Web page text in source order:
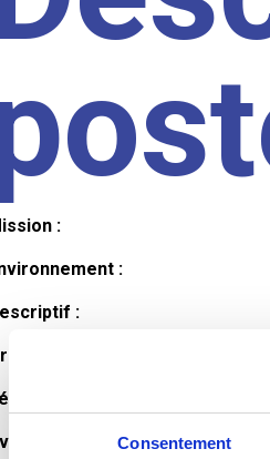
Consentement
:
:
:
et horaires :
:
: